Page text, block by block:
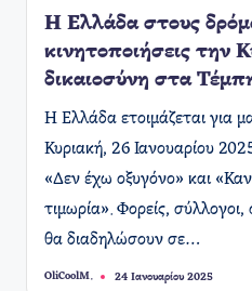
Η Ελλάδα στους
κινητοποιήσεις την
δικαιοσύνη στα
Η Ελλάδα ετοιμάζεται για
Κυριακή, 26 Ιανουαρίου
«Δεν έχω οξυγόνο» και
τιμωρία». Φορείς, σύλλογοι,
θα διαδηλώσουν σε…
Συγγραφέας:
OliCoolM. 24 Ιανουαρίου 2025